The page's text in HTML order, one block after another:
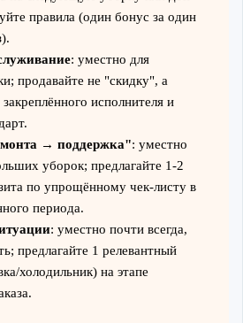
правила (один бонус за один
: уместно для
продавайте не "скидку", а
исполнителя и
→ поддержка": уместно
уборок; предлагайте 1-2
по упрощённому чек-листу в
периода.
: уместно почти всегда,
предлагайте 1 релевантный
холодильник) на этапе